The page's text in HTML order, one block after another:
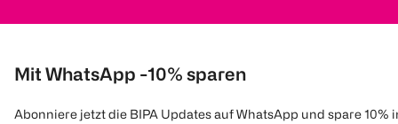
Mit WhatsApp -10% sparen
Abonniere jetzt die BIPA Updates auf WhatsApp und spare 10%